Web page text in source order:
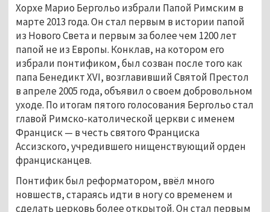
Хорхе Марио Бергольо избрали Папой Римским в
марте 2013 года. Он стал первым в истории папой
из Нового Света и первым за более чем 1200 лет
папой не из Европы. Конклав, на котором его
избрали понтификом, был созван после того как
папа Бенедикт XVI, возглавивший Святой Престол
в апреле 2005 года, объявил о своем добровольном
уходе. По итогам пятого голосования Бергольо стал
главой Римско-католической церкви с именем
Франциск — в честь святого Франциска
Ассизского, учредившего нищенствующий орден
францисканцев.
Понтифик был реформатором, ввёл много
новшеств, стараясь идти в ногу со временем и
сделать церковь более открытой. Он стал первым